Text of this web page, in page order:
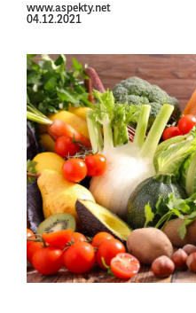
www.aspekty.net
04.12.2021